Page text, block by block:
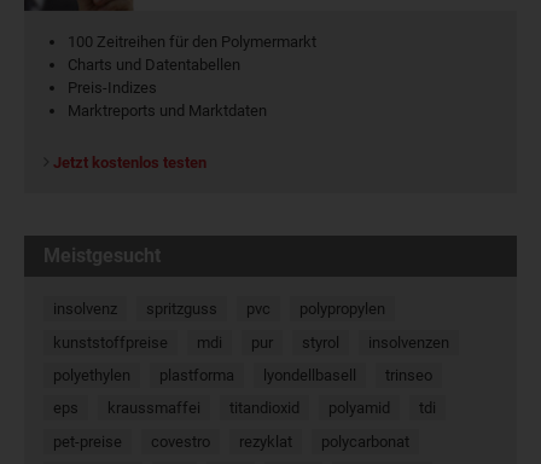
100 Zeitreihen für den Polymermarkt
Charts und Datentabellen
Preis-Indizes
Marktreports und Marktdaten
Jetzt kostenlos testen
Meistgesucht
insolvenz spritzguss pvc
polypropylen
kunststoffpreise
mdi pur styrol
insolvenzen
polyethylen
plastforma lyondellbasell
trinseo
eps
kraussmaffei titandioxid polyamid
tdi
pet-preise
covestro rezyklat
polycarbonat